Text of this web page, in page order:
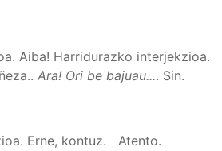
Aiba! Harridurazko interjekzioa.
. Ara! Ori be bajuau.... Sin.
Erne, kontuz. Atento.